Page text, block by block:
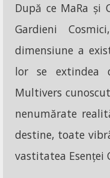
După ce MaRa și
Gardieni
dimensiune a
lor se extindea
Multivers
nenumărate
destine, toate
vastitatea Esenței